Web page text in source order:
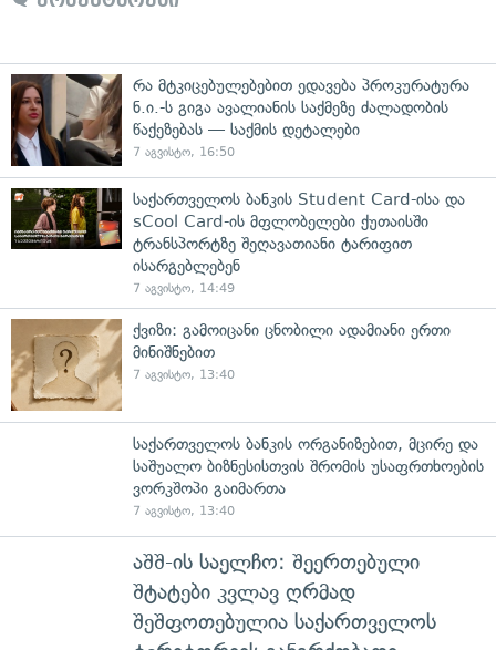
რა მტკიცებულებებით ედავება პროკურატურა
ნ.ი.-ს გიგა ავალიანის საქმეზე ძალადობის
წაქეზებას — საქმის დეტალები
7 აგვისტო, 16:50
საქართველოს ბანკის Student Card-ისა და
sCool Card-ის მფლობელები ქუთაისში
ტრანსპორტზე შეღავათიანი ტარიფით
ისარგებლებენ
7 აგვისტო, 14:49
ქვიზი: გამოიცანი ცნობილი ადამიანი ერთი
მინიშნებით
7 აგვისტო, 13:40
საქართველოს ბანკის ორგანიზებით, მცირე და
საშუალო ბიზნესისთვის შრომის უსაფრთხოების
ვორკშოპი გაიმართა
7 აგვისტო, 13:40
აშშ-ის საელჩო: შეერთებული
შტატები კვლავ ღრმად
შეშფოთებულია საქართველოს